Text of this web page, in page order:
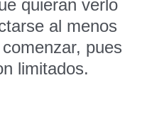
quieran verlo
al menos
pues
limitados.